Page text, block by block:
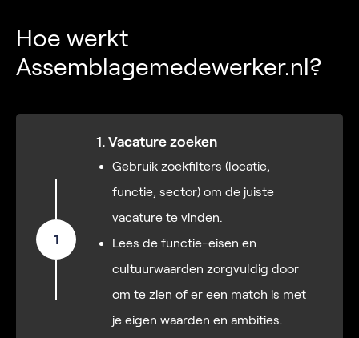
Hoe werkt
Assemblagemedewerker.nl?
1
1. Vacature zoeken
Gebruik zoekfilters (locatie,
functie, sector) om de juiste
vacature te vinden.
Lees de functie-eisen en
cultuurwaarden zorgvuldig door
om te zien of er een match is met
je eigen waarden en ambities.